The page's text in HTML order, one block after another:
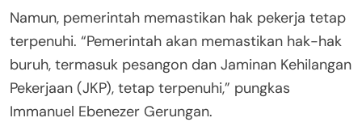
Namun, pemerintah memastikan hak pekerja tetap
terpenuhi. “Pemerintah akan memastikan hak-hak
buruh, termasuk pesangon dan Jaminan Kehilangan
Pekerjaan (JKP), tetap terpenuhi,” pungkas
Immanuel Ebenezer Gerungan.